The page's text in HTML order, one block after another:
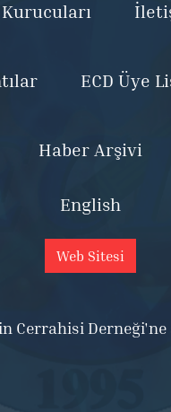
ECD Üye
Haber Arşivi
English
Web Sitesi
Cerrahisi Derneği'ne